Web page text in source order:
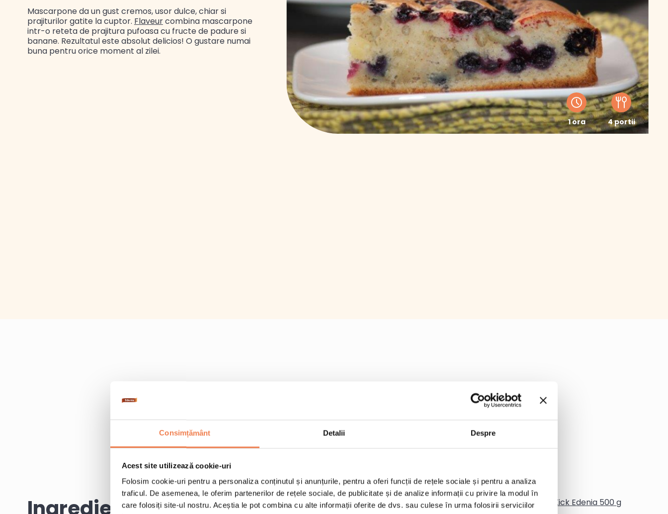
Consimțământ Detalii Despre
Acest site utilizează cookie-uri
Folosim cookie-uri pentru a personaliza conținutul și anunțurile, pentru a oferi funcții de rețele sociale și pentru a analiza
traficul. De asemenea, le oferim partenerilor de rețele sociale, de publicitate și de analize informații cu privire la modul în
care folosiți site-ul nostru. Aceștia le pot combina cu alte informații oferite de dvs. sau culese în urma folosirii serviciilor
1 ora 4 portii
Mascarpone da un gust cremos, usor dulce, chiar si
prajiturilor gatite la cuptor. Flaveurcombina mascarpone
intr-o reteta de prajitura pufoasa cu fructe de padure si
banane. Rezultatul este absolut delicios! O gustare numai
buna pentru orice moment al zilei.
2 portii de 125 g de mix de fructeSmoothie Purple Kick Edenia 500 g